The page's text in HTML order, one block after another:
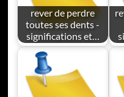
rever de perdre
toutes ses dents -
significations et…